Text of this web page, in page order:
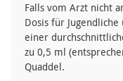
Falls vom Arzt nicht
Dosis für
einer
zu 0,5 ml
Quaddel.